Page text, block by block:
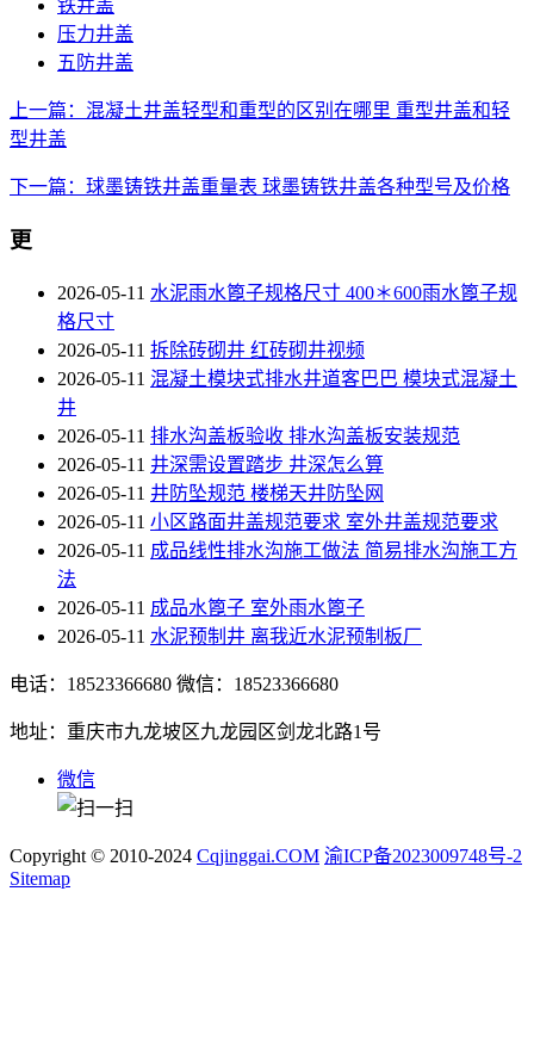
铁井盖
压力井盖
五防井盖
上一篇：混凝土井盖轻型和重型的区别在哪里 重型井盖和轻
型井盖
下一篇：球墨铸铁井盖重量表 球墨铸铁井盖各种型号及价格
更
2026-05-11 水泥雨水篦子规格尺寸 400＊600雨水篦子规
格尺寸
2026-05-11 拆除砖砌井 红砖砌井视频
2026-05-11 混凝土模块式排水井道客巴巴 模块式混凝土
井
2026-05-11 排水沟盖板验收 排水沟盖板安装规范
2026-05-11 井深需设置踏步 井深怎么算
2026-05-11 井防坠规范 楼梯天井防坠网
2026-05-11 小区路面井盖规范要求 室外井盖规范要求
2026-05-11 成品线性排水沟施工做法 简易排水沟施工方
法
2026-05-11 成品水篦子 室外雨水篦子
2026-05-11 水泥预制井 离我近水泥预制板厂
电话：18523366680 微信：18523366680
地址：重庆市九龙坡区九龙园区剑龙北路1号
微信
Copyright © 2010-2024 Cqjinggai.COM 渝ICP备2023009748号-2
Sitemap